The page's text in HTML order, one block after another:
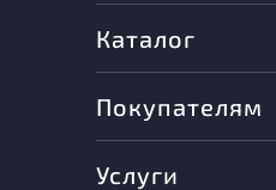
Каталог
Покупателям
Услуги